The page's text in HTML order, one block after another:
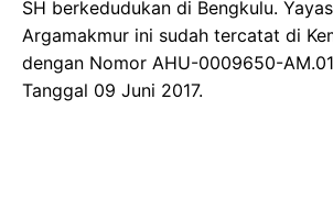
SH berkedudukan di Bengkulu.
Argamakmur ini sudah tercatat di
dengan Nomor AHU-0009650-
Tanggal 09 Juni 2017.